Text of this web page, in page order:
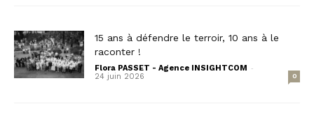
15 ans à défendre le terroir, 10 ans à le
raconter !
Flora PASSET - Agence INSIGHTCOM -
24 juin 2026 0